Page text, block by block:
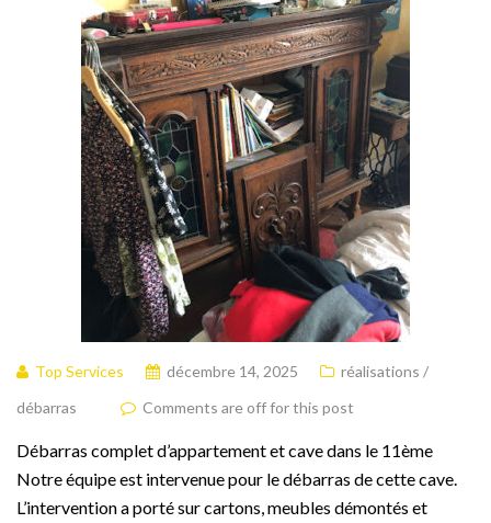
Top Services décembre 14, 2025
réalisations /
débarras
Comments are off for this post
Débarras complet d’appartement et cave dans le 11ème
Notre équipe est intervenue pour le débarras de cette cave.
L’intervention a porté sur cartons, meubles démontés et